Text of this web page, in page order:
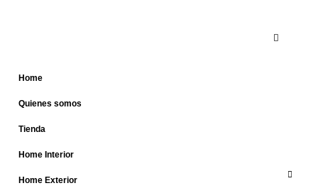
Home
Quienes somos
Tienda
Home Interior
Home Exterior